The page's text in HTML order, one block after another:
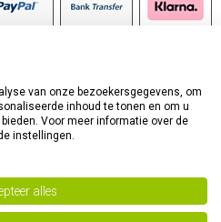
van onze bezoekersgegevens, om
inhoud te tonen en om u
Voor meer informatie over de
instellingen.
alles